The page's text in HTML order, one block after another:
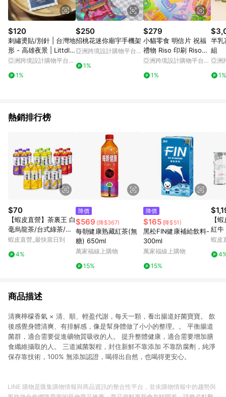
$120
刺繡燙貼/別針 | 台灣地
形 - 高雄夜景 | Littdle
work
亞洲跨境設計購物平台
1%
$250
招桃花迷你廟宇手機架
亞洲跨境設計購物平台
1%
$279
小貓零食 明信片 祝福
禮物 Riso 印刷 Risogr
aph孔版 原創
亞洲跨境設計購物平台
1%
半乳
組
亞洲
1%
熱銷排行榜
$70
【蝦皮直營】茶裏王 白
毫烏龍茶/台式綠茶/英
式紅茶/日式無糖綠茶/
入/組 飲料 綠茶
蝦皮直營_最快當日到
4%
降價
$569 (降$367)
每朝健康熟藏紅茶(無
糖) 650ml
萬家福線上購物
15%
降價
$165 (降$51)
黑松FIN健康補給飲料-
300ml
萬家福線上購物
15%
【
紅牛
24
蝦皮
商品描述
清爽檸檬香氣 × 清、順、輕盈代謝，每天一顆，養出腸道好菌寶寶。 飲
後感覺身體清爽、有排解感，像是幫身體做了小小的整理。。 平衡腸道
菌群，適合需要促進礦物質吸收的人​。 提升整體健康，適合需要增加膳
食纖維攝取的人​。 三道滅菌製程，封住新鮮不靠添加 不靠防腐劑，純淨
保存靠技術，100% 無添加認證，喝得出自然，也喝得更安心。
LINE 購物是匯集購物情報與商品資訊的整合性平台，並依購物情報中的趨勢與